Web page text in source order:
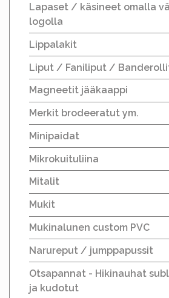
Lapaset / käsineet omalla
logolla
Lippalakit
Liput / Faniliput /
Magneetit jääkaappi
Merkit brodeeratut ym.
Minipaidat
Mikrokuituliina
Mitalit
Mukit
Mukinalunen custom PVC
Narureput / jumppapussit
Otsapannat - Hikinauhat
ja kudotut